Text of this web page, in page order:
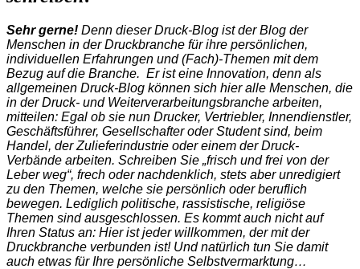
Sehr gerne! Denn dieser Druck-Blog ist der Blog der
Menschen in der Druckbranche für ihre persönlichen,
individuellen Erfahrungen und (Fach)-Themen mit dem
Bezug auf die Branche. Er ist eine Innovation, denn als
allgemeinen Druck-Blog können sich hier alle Menschen, die
in der Druck- und Weiterverarbeitungsbranche arbeiten,
mitteilen: Egal ob sie nun Drucker, Vertriebler, Innendienstler,
Geschäftsführer, Gesellschafter oder Student sind, beim
Handel, der Zulieferindustrie oder einem der Druck-
Verbände arbeiten. Schreiben Sie „frisch und frei von der
Leber weg“, frech oder nachdenklich, stets aber unredigiert
zu den Themen, welche sie persönlich oder beruflich
bewegen. Lediglich politische, rassistische, religiöse
Themen sind ausgeschlossen. Es kommt auch nicht auf
Ihren Status an: Hier ist jeder willkommen, der mit der
Druckbranche verbunden ist! Und natürlich tun Sie damit
auch etwas für Ihre persönliche Selbstvermarktung…